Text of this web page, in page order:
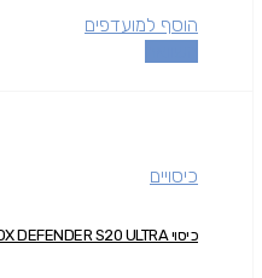
הוסף למועדפים
כיסויים
כיסוי OTTERBOX DEFENDER S20 ULTRA